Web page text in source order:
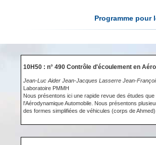
Programme pour
10H50 : n° 490 Contrôle d'écoulement en
Jean-Luc Aider Jean-Jacques Lasserre Jean-
Laboratoire PMMH
Nous présentons ici une rapide revue des études
l'Aérodynamique Automobile. Nous présentons
des formes simplifiées de véhicules (corps de